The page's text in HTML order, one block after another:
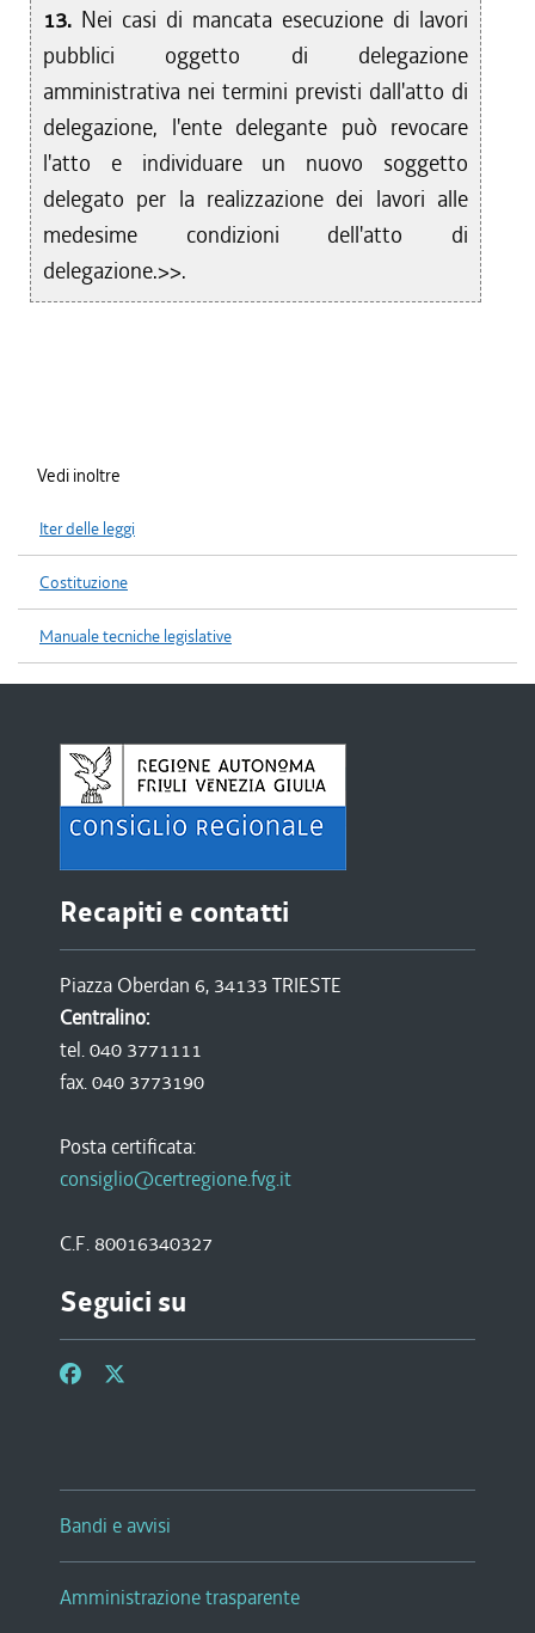
13. Nei casi di mancata esecuzione di lavori
pubblici oggetto di delegazione
amministrativa nei termini previsti dall'atto di
delegazione, l'ente delegante può revocare
l'atto e individuare un nuovo soggetto
delegato per la realizzazione dei lavori alle
medesime condizioni dell'atto di
delegazione.>>.
Vedi inoltre
Iter delle leggi
Costituzione
Manuale tecniche legislative
Recapiti e contatti
Piazza Oberdan 6, 34133 TRIESTE
Centralino:
tel. 040 3771111
fax. 040 3773190
Posta certificata:
consiglio@certregione.fvg.it
C.F. 80016340327
Seguici su
Bandi e avvisi
Amministrazione trasparente